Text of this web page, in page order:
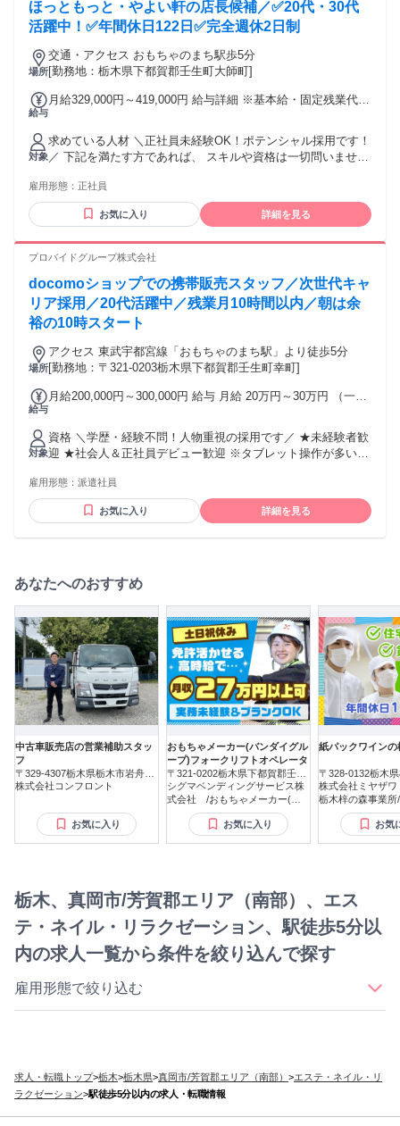
ほっともっと・やよい軒の店長候補／✅20代・30代
活躍中！✅年間休日122日✅完全週休2日制
場所
交通・アクセス おもちゃのまち駅歩5分
[勤務地：栃木県下都賀郡壬生町大師町]
給与
月給329,000円～419,000円 給与詳細 ※基本給・固定残業代の
あり 1ヶ月あたり7万1000円 〜 9万1000円（固定残業時間：1
ヶ月あたり35時間） 固定残業時間を超えた勤務時間について
は別途残業代を支給する 【一律手当】 全員に一律で支払われ
る通勤・皆勤・家族手当金額：なし 全員に一律で支払われる
規定に基づいて決定します。 ・研修店舗および配属店舗は原
則、 現住所から通勤可能な店舗で 調整しますが、表記の店舗
以外になる 可能性があります。 ・賞与あり ・固定給25万円
以上
対象
求めている人材 ＼正社員未経験OK！ポテンシャル採用です！
／ 下記を満たす方であれば、 スキルや資格は一切問いません
材の貸し借りやサポート業務を行う際に、 車での移動が必要
になる場合があるため必須となります。 ✅高卒以上 ✅49歳未
満（長期勤続によるキャリア形成のため） 正社員未経験者や
せん。 イチから覚える意欲のある方を応援します！ ✅グロー
中で転勤の可能性があります。 さまざまな地域で経験を積
み、 スピード感あふれる成長が可能です。 ※希望に応じてコ
ース変更も可能です！（勤続5年以上経過後） ご自身の希望す
る働き方や家族の状況に応じて、柔軟に対応検討いたしま
す。 ✅社員の声（男性/2008年中途入社） ～全国各地を飛び
回る面白さと成長～ 入社してからこれまで、九州、東京、群
安でしたが、いざ行ってみると、新しい人や文化に触れる機
るのが刺激的でした。 会社が社宅を用意してくれるので生活
の不安もなく、プライベートでは趣味のグルメや野球観戦も
満喫しています。 北海道では店舗運営が寒冷地仕様ならでは
の工夫が必要だったり、東京では時間との戦いを経験したり
新しいことに挑戦し続けられる環境に感謝しています。 ・腰
を据えじっくりキャリアを築いていきたい方！ ・20代・30代
活躍中 ・第ニ新卒歓迎 ・Uターン・Iターン・UIターン歓迎
イ・49歳未満（長期勤続によるキャリア形成のため））
雇用形態： 正社員
お気に入り 詳細を見る
プロバイドグループ株式会社
docomoショップでの携帯販売スタッフ／次世代キャ
リア採用／20代活躍中／残業月10時間以内／朝は余
裕の10時スタート
場所
アクセス 東武宇都宮線「おもちゃのまち駅」より徒歩5分
[勤務地：〒321-0203栃木県下都賀郡壬生町幸町]
給与
月給200,000円～300,000円 給与 月給 20万円～30万円 （一律
インセンティブあり └最大月20万円の支給実績あり 交通費：
通勤交通費全額支給 ※経験やスキルを考慮のうえ決定しま
す。 ※残業代は別途全額支給します。
対象
資格 ＼学歴・経験不問！人物重視の採用です／ ★未経験者歓
迎 ★社会人＆正社員デビュー歓迎 ※タブレット操作が多いの
と話をするのが好きな方 ・仕事も休みも大事にしたい方 ・学
ぶ姿勢を大切にできる方 ★現在、社員の9割が未経験入社の
20代！ ・飲食店スタッフ ・アパレル店員 ・美容部員 ・イベ
雇用形態： 派遣社員
お気に入り 詳細を見る
あなたへのおすすめ
中古車販売店の営業補助スタッ
フ
〒329-4307栃木県栃木市岩舟町
静
株式会社コンフロント
お気に入り
おもちゃメーカー(バンダイグル
ープ)フォークリフトオペレータ
〒321-0202栃木県下都賀郡壬生
町おもちゃのまち
シグマベンディングサービス株
式会社 /おもちゃメーカー(バ
ンダイグループ)フォークリフト
お気に入り
紙パックワインの
〒328-0132栃木
株式会社ミヤザ
栃木梓の森事業所
お気
栃木、真岡市/芳賀郡エリア（南部）、エス
テ・ネイル・リラクゼーション、駅徒歩5分以
内の求人一覧から条件を絞り込んで探す
雇用形態で絞り込む
求人・転職トップ>栃木>栃木県>真岡市/芳賀郡エリア（南部） >エステ・ネイル・リ
ラクゼーション>駅徒歩5分以内の求人・転職情報